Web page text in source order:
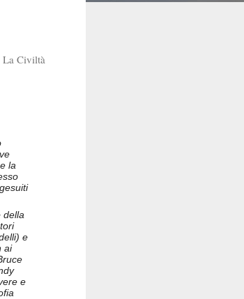
La Civiltà
la
della
e
ai
e